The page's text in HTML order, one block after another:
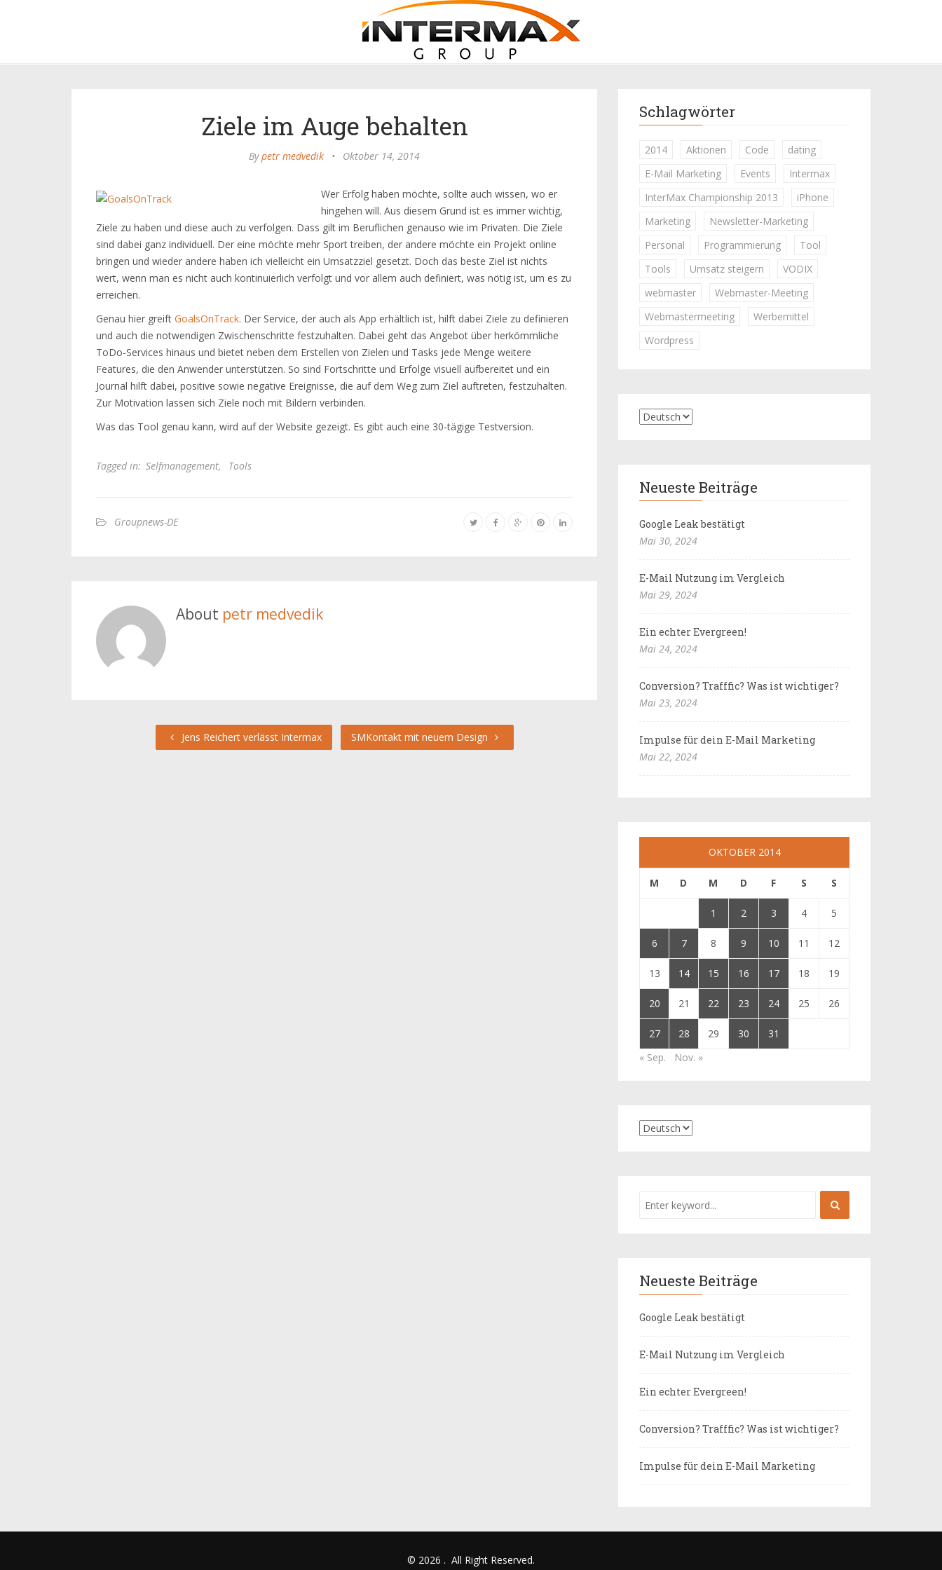
Ziele im Auge behalten
Bypetr medvedik • Oktober 14, 2014
Wer Erfolg haben möchte, sollte auch wissen, wo er
hingehen will. Aus diesem Grund ist es immer wichtig,
Ziele zu haben und diese auch zu verfolgen. Dass gilt im Beruflichen genauso wie im Privaten. Die Ziele
sind dabei ganz individuell. Der eine möchte mehr Sport treiben, der andere möchte ein Projekt online
bringen und wieder andere haben ich vielleicht ein Umsatzziel gesetzt. Doch das beste Ziel ist nichts
wert, wenn man es nicht auch kontinuierlich verfolgt und vor allem auch definiert, was nötig ist, um es zu
erreichen.
Genau hier greift GoalsOnTrack. Der Service, der auch als App erhältlich ist, hilft dabei Ziele zu definieren
und auch die notwendigen Zwischenschritte festzuhalten. Dabei geht das Angebot über herkömmliche
ToDo-Services hinaus und bietet neben dem Erstellen von Zielen und Tasks jede Menge weitere
Features, die den Anwender unterstützen. So sind Fortschritte und Erfolge visuell aufbereitet und ein
Journal hilft dabei, positive sowie negative Ereignisse, die auf dem Weg zum Ziel auftreten, festzuhalten.
Zur Motivation lassen sich Ziele noch mit Bildern verbinden.
Was das Tool genau kann, wird auf der Website gezeigt. Es gibt auch eine 30-tägige Testversion.
Tagged in: Selfmanagement, Tools
Groupnews-DE
About petr medvedik
Jens Reichert verlässt Intermax SMKontakt mit neuem Design
Schlagwörter
2014 Aktionen Code
dating
E-Mail Marketing
Events
Intermax
InterMax Championship 2013
iPhone
Marketing
Newsletter-Marketing
Personal
Programmierung
Tool
Tools
Umsatz steigern
VODIX
webmaster
Webmaster-Meeting
Webmastermeeting
Werbemittel
Wordpress
Neueste Beiträge
Google Leak bestätigt
Mai 30, 2024
E-Mail Nutzung im Vergleich
Mai 29, 2024
Ein echter Evergreen!
Mai 24, 2024
Conversion? Trafffic? Was ist wichtiger?
Mai 23, 2024
Impulse für dein E-Mail Marketing
Mai 22, 2024
OKTOBER 2014
M D M D F S S
1 2 3 4 5
6 7 8 9 10 11 12
13 14 15 16 17 18 19
20 21 22 23 24 25 26
27 28 29 30
31
« Sep.
Nov. »
Neueste Beiträge
Google Leak bestätigt
E-Mail Nutzung im Vergleich
Ein echter Evergreen!
Conversion? Trafffic? Was ist wichtiger?
Impulse für dein E-Mail Marketing
© 2026 . All Right Reserved.